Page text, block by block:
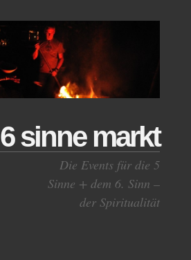
6 sinne markt
Die Events für die 5
Sinne + dem 6. Sinn –
der Spiritualität